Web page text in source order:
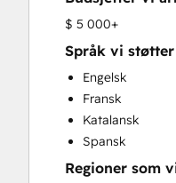
$ 5 000+
Språk vi støtter
Engelsk
Fransk
Katalansk
Spansk
Regioner som